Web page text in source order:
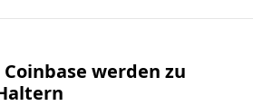
werden zu